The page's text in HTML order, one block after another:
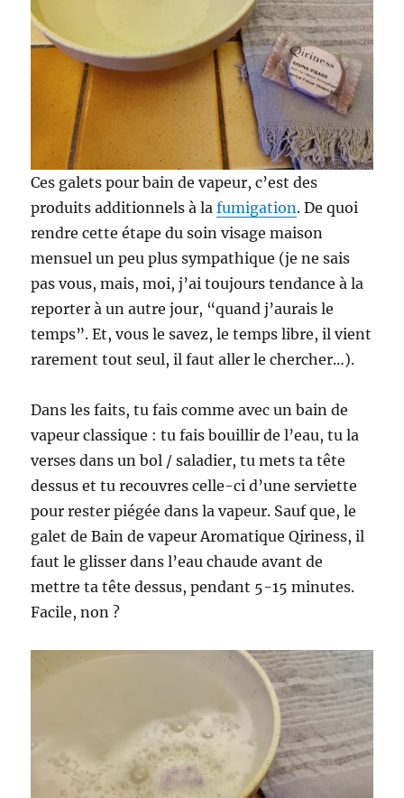
Ces galets pour bain de vapeur, c’est des
produits additionnels à lafumigation. De quoi
rendre cette étape du soin visage maison
mensuel un peu plus sympathique (je ne sais
pas vous, mais, moi, j’ai toujours tendance à la
reporter à un autre jour, “quand j’aurais le
temps”. Et, vous le savez, le temps libre, il vient
rarement tout seul, il faut aller le chercher…).
Dans les faits, tu fais comme avec un bain de
vapeur classique : tu fais bouillir de l’eau, tu la
verses dans un bol / saladier, tu mets ta tête
dessus et tu recouvres celle-ci d’une serviette
pour rester piégée dans la vapeur. Sauf que, le
galet de Bain de vapeur Aromatique Qiriness, il
faut le glisser dans l’eau chaude avant de
mettre ta tête dessus, pendant 5-15 minutes.
Facile, non ?